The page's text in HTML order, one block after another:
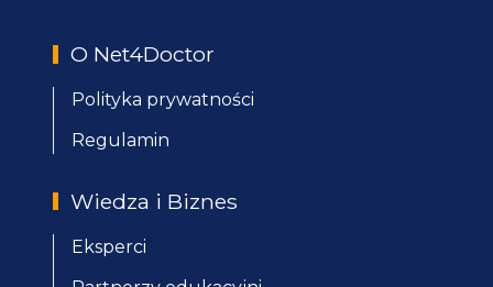
O Net4Doctor
Polityka prywatności
Regulamin
Wiedza i Biznes
Eksperci